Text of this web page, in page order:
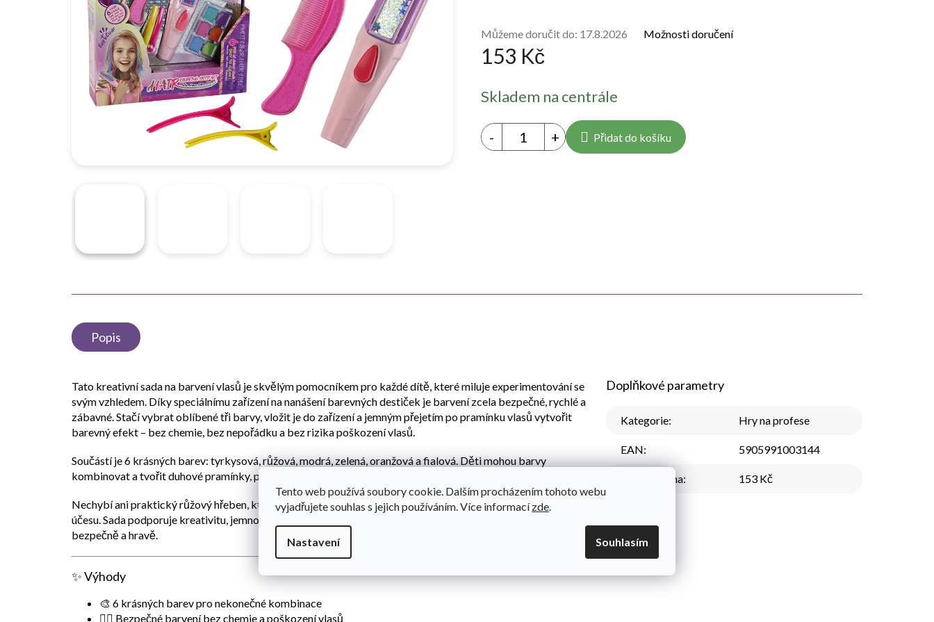
Tento web používá soubory cookie. Dalším procházením tohoto webu
vyjadřujete souhlas s jejich používáním. Více informacízde
Nastavení Souhlasím
153 Kč
cena:
Skladem na centrále
Můžeme doručit do: 17.8.2026 Možnosti doručení
Přidat do košíku
Popis
Tato kreativní sada na barvení vlasů je skvělým pomocníkem pro každé dítě, které miluje experimentování se
svým vzhledem. Díky speciálnímu zařízení na nanášení barevných destiček je barvení zcela bezpečné, rychlé a
zábavné. Stačí vybrat oblíbené tři barvy, vložit je do zařízení a jemným přejetím po pramínku vlasů vytvořit
barevný efekt – bez chemie, bez nepořádku a bez rizika poškození vlasů.
Součástí je 6 krásných barev: tyrkysová, růžová, modrá, zelená, oranžová a fialová. Děti mohou barvy
kombinovat a tvořit duhové pramínky, pastelové odstíny i výrazné punkové tóny. Fantazii se meze nekladou!
Nechybí ani praktický růžový hřeben, který usnadní přípravu vlasů, a dvě barevné sponky pro finální dozdobení
účesu. Sada podporuje kreativitu, jemnou motoriku a pomáhá dětem hledat vlastní osobitý styl – a to vše
bezpečně a hravě.
✨ Výhody
🎨 6 krásných barev pro nekonečné kombinace
💁‍♀️ Bezpečné barvení bez chemie a poškození vlasů
Doplňkové parametry
Kategorie: Hry na profese
EAN: 5905991003144
Nejnižší cena: 153 Kč